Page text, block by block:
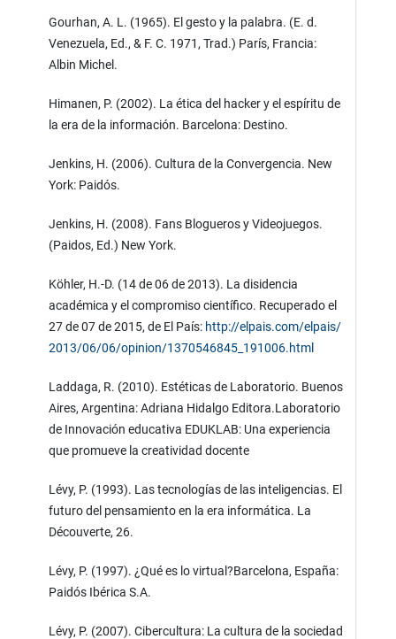
Gourhan, A. L. (1965). El gesto y la palabra. (E. d.
Venezuela, Ed., & F. C. 1971, Trad.) París, Francia:
Albin Michel.
Himanen, P. (2002). La ética del hacker y el espíritu de
la era de la información. Barcelona: Destino.
Jenkins, H. (2006). Cultura de la Convergencia. New
York: Paidós.
Jenkins, H. (2008). Fans Blogueros y Videojuegos.
(Paidos, Ed.) New York.
Köhler, H.-D. (14 de 06 de 2013). La disidencia
académica y el compromiso científico. Recuperado el
27 de 07 de 2015, de El País: http://elpais.com/elpais/
2013/06/06/opinion/1370546845_191006.html
Laddaga, R. (2010). Estéticas de Laboratorio. Buenos
Aires, Argentina: Adriana Hidalgo Editora.Laboratorio
de Innovación educativa EDUKLAB: Una experiencia
que promueve la creatividad docente
Lévy, P. (1993). Las tecnologías de las inteligencias. El
futuro del pensamiento en la era informática. La
Découverte, 26.
Lévy, P. (1997). ¿Qué es lo virtual?Barcelona, España:
Paidós Ibérica S.A.
Lévy, P. (2007). Cibercultura: La cultura de la sociedad